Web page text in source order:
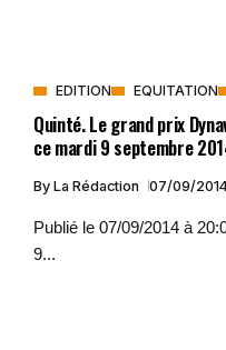
EDITION EQUITATION
Quinté. Le grand prix
ce mardi 9 septembre
By La Rédaction 07/09/
Publié le 07/09/2014 à
9...